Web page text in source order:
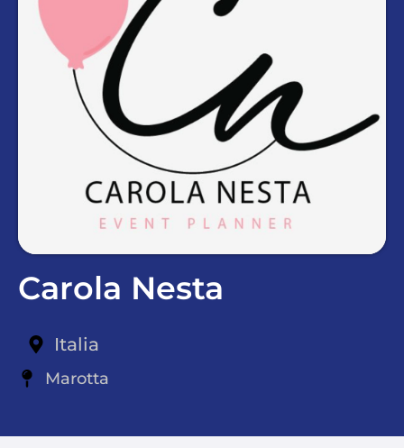
Carola Nesta
Italia
Marotta